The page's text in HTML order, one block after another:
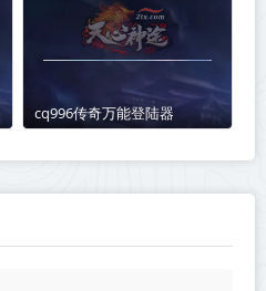
cq996传奇万能登陆器